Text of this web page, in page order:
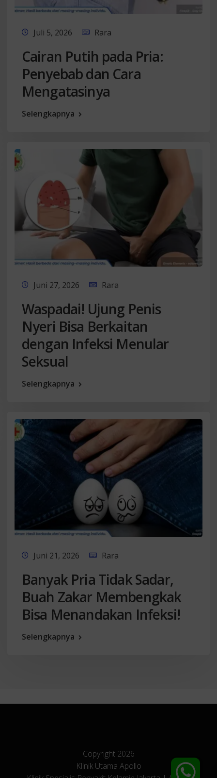
Juli 5, 2026 Rara
Cairan Putih pada Pria:
Penyebab dan Cara
Mengatasinya
Selengkapnya
Juni 27, 2026 Rara
Waspadai! Ujung Penis
Nyeri Bisa Berkaitan
dengan Infeksi Menular
Seksual
Selengkapnya
Juni 21, 2026 Rara
Banyak Pria Tidak Sadar,
Buah Zakar Membengkak
Bisa Menandakan Infeksi!
Selengkapnya
Copyright 2026
Klinik Utama Apollo